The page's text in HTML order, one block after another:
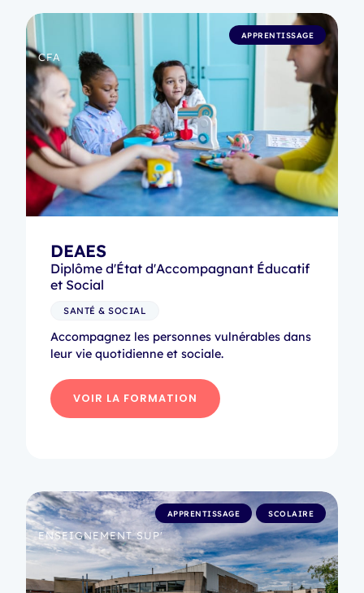
APPRENTISSAGE
CFA
DEAES
Diplôme d'État d'Accompagnant Éducatif
et Social
SANTÉ & SOCIAL
Accompagnez les personnes vulnérables dans
leur vie quotidienne et sociale.
VOIR LA FORMATION
APPRENTISSAGE SCOLAIRE
ENSEIGNEMENT SUP'